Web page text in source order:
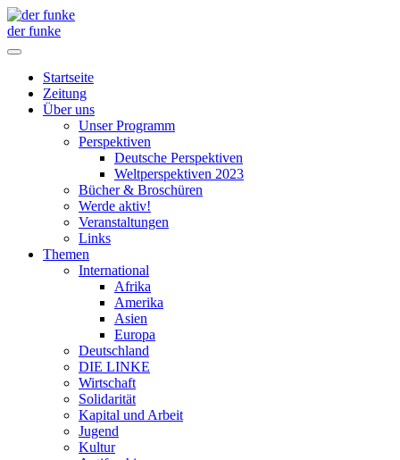
der funke
Startseite
Zeitung
Über uns
Unser Programm
Perspektiven
Deutsche Perspektiven
Weltperspektiven 2023
Bücher & Broschüren
Werde aktiv!
Veranstaltungen
Links
Themen
International
Afrika
Amerika
Asien
Europa
Deutschland
DIE LINKE
Wirtschaft
Solidarität
Kapital und Arbeit
Jugend
Kultur